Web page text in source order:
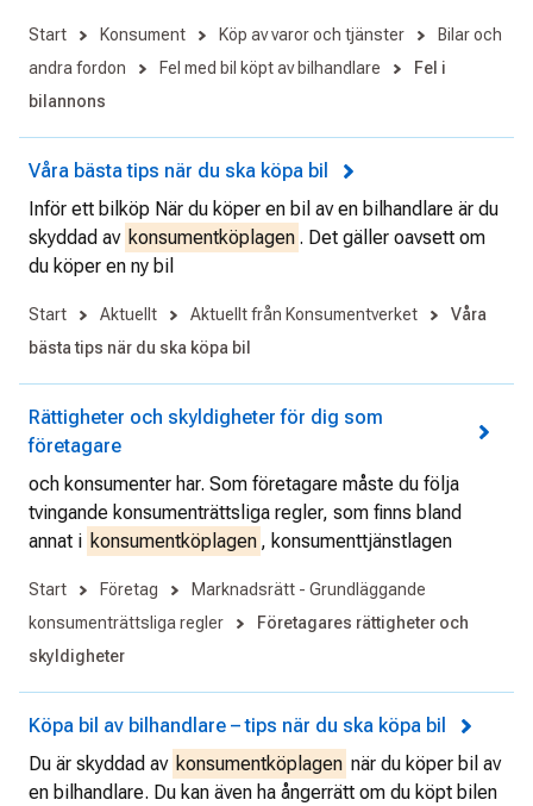
Start Konsument Köp av varor och tjänster
Bilar och
andra fordon
Fel med bil köpt av bilhandlare
Fel i
bilannons
Våra bästa tips när du ska köpa bil
Inför ett bilköp När du köper en bil av en bilhandlare är du
skyddad av konsumentköplagen . Det gäller oavsett om
du köper en ny bil
Start Aktuellt Aktuellt från Konsumentverket
Våra
bästa tips när du ska köpa bil
Rättigheter och skyldigheter för dig som
företagare
och konsumenter har. Som företagare måste du följa
tvingande konsumenträttsliga regler, som finns bland
annat i konsumentköplagen , konsumenttjänstlagen
Start Företag
Marknadsrätt - Grundläggande
konsumenträttsliga regler
Företagares rättigheter och
skyldigheter
Köpa bil av bilhandlare – tips när du ska köpa bil
Du är skyddad av konsumentköplagen när du köper bil av
en bilhandlare. Du kan även ha ångerrätt om du köpt bilen